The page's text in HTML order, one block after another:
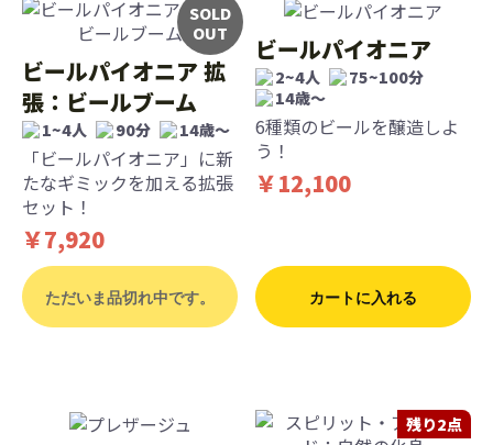
SOLD
OUT
ビールパイオニア 拡
張：ビールブーム
1~4人 90分 14歳〜
「ビールパイオニア」に新
たなギミックを加える拡張
セット！
￥7,920
ただいま品切れ中です。
ビールパイオニア
2~4人
75~100分
14歳〜
6種類のビールを醸造しよ
う！
￥12,100
カートに入れる
残り2点